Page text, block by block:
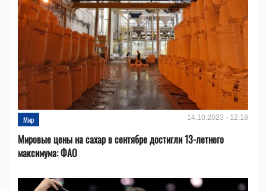
Мир 14.10.2023 - 12:18
Мировые цены на сахар в сентябре достигли 13-летнего
максимума: ФАО